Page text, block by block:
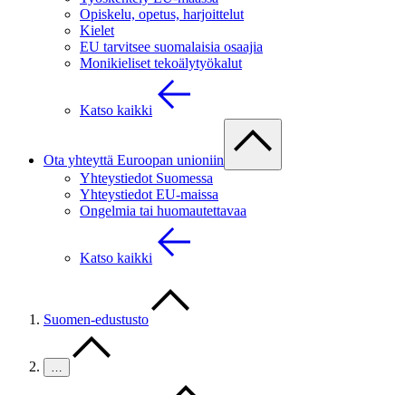
Opiskelu, opetus, harjoittelut
Kielet
EU tarvitsee suomalaisia osaajia
Monikieliset tekoälytyökalut
Katso kaikki
Ota yhteyttä Euroopan unioniin
Yhteystiedot Suomessa
Yhteystiedot EU-maissa
Ongelmia tai huomautettavaa
Katso kaikki
Suomen-edustusto
…